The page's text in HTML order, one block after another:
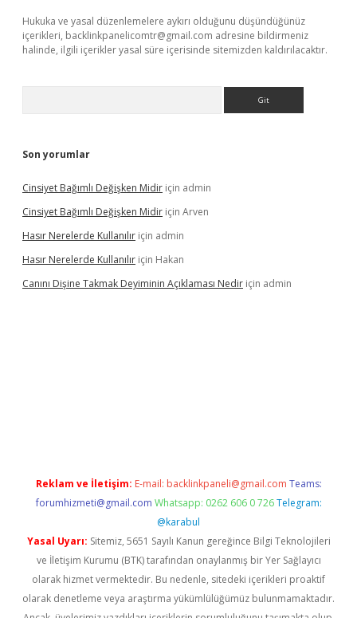
Hukuka ve yasal düzenlemelere aykırı olduğunu düşündüğünüz
içerikleri, backlinkpanelicomtr@gmail.com adresine bildirmeniz
halinde, ilgili içerikler yasal süre içerisinde sitemizden kaldırılacaktır.
Son yorumlar
Cinsiyet Bağımlı Değişken Midir için admin
Cinsiyet Bağımlı Değişken Midir için Arven
Hasır Nerelerde Kullanılır için admin
Hasır Nerelerde Kullanılır için Hakan
Canını Dişine Takmak Deyiminin Açıklaması Nedir için admin
Reklam ve İletişim: E-mail: backlinkpaneli@gmail.com Teams:
forumhizmeti@gmail.com Whatsapp: 0262 606 0 726 Telegram:
@karabul
Yasal Uyarı: Sitemiz, 5651 Sayılı Kanun gereğince Bilgi Teknolojileri
ve İletişim Kurumu (BTK) tarafından onaylanmış bir Yer Sağlayıcı
olarak hizmet vermektedir. Bu nedenle, sitedeki içerikleri proaktif
olarak denetleme veya araştırma yükümlülüğümüz bulunmamaktadır.